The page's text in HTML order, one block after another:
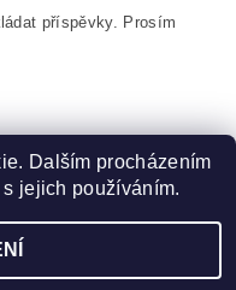
příspěvky. Prosím
osobních údajů
práva vyhrazena
Dalším procházením
jejich používáním.